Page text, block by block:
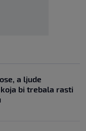
a ljude
bi trebala rasti